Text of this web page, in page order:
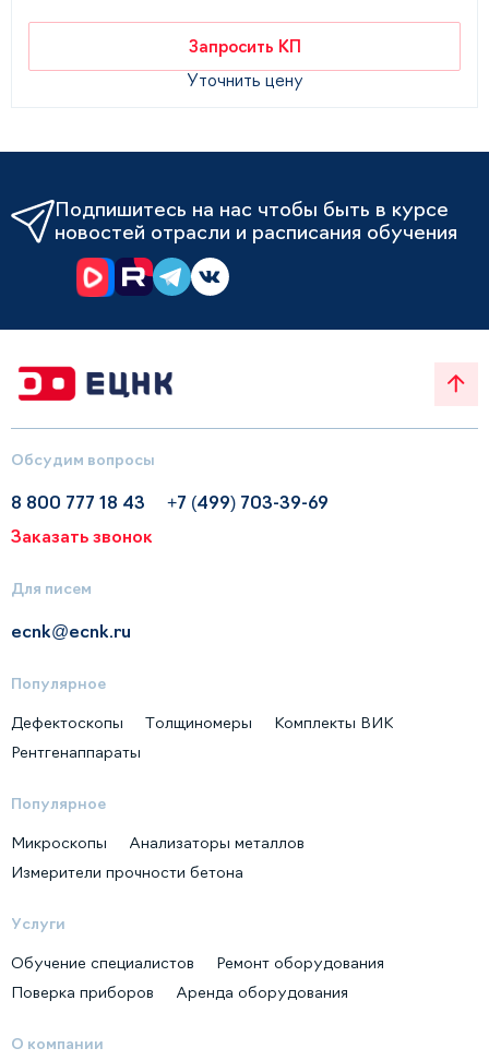
Запросить КП
Уточнить цену
Подпишитесь на нас чтобы быть в курсе
новостей отрасли и расписания обучения
Обсудим вопросы
8 800 777 18 43
+7 (499) 703-39-69
Заказать звонок
Для писем
ecnk@ecnk.ru
Популярное
Дефектоскопы Толщиномеры
Комплекты ВИК
Рентгенаппараты
Популярное
Микроскопы
Анализаторы металлов
Измерители прочности бетона
Услуги
Обучение специалистов
Ремонт оборудования
Поверка приборов
Аренда оборудования
О компании